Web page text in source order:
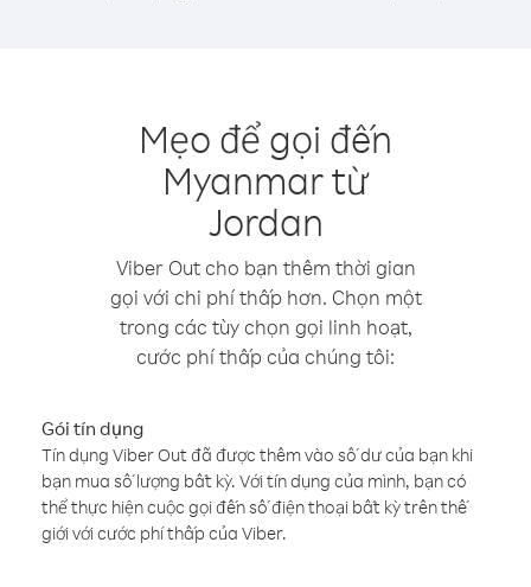
Mẹo để gọi đến
Myanmar từ
Jordan
Viber Out cho bạn thêm thời gian
gọi với chi phí thấp hơn. Chọn một
trong các tùy chọn gọi linh hoạt,
cước phí thấp của chúng tôi:
Gói tín dụng
Tín dụng Viber Out đã được thêm vào số dư của bạn khi
bạn mua số lượng bất kỳ. Với tín dụng của mình, bạn có
thể thực hiện cuộc gọi đến số điện thoại bất kỳ trên thế
giới với cước phí thấp của Viber.